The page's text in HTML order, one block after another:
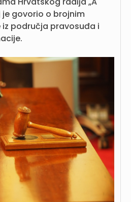
je govorio o brojnim
područja pravosuđa i